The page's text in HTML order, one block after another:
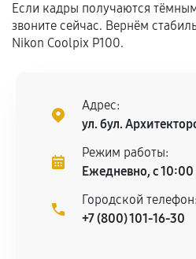
Если
самостоятельно
соблюдены следующие
Предоставленные детали
дефектов.
центром.
При этом гарантия на сами
Если кадры получаются
звоните сейчас. Вернём
Nikon Coolpix P100.
Адрес:
ул. бул.
Режим работы:
Ежедневно, с
Городской телефон:
+7 (800) 101-16-30